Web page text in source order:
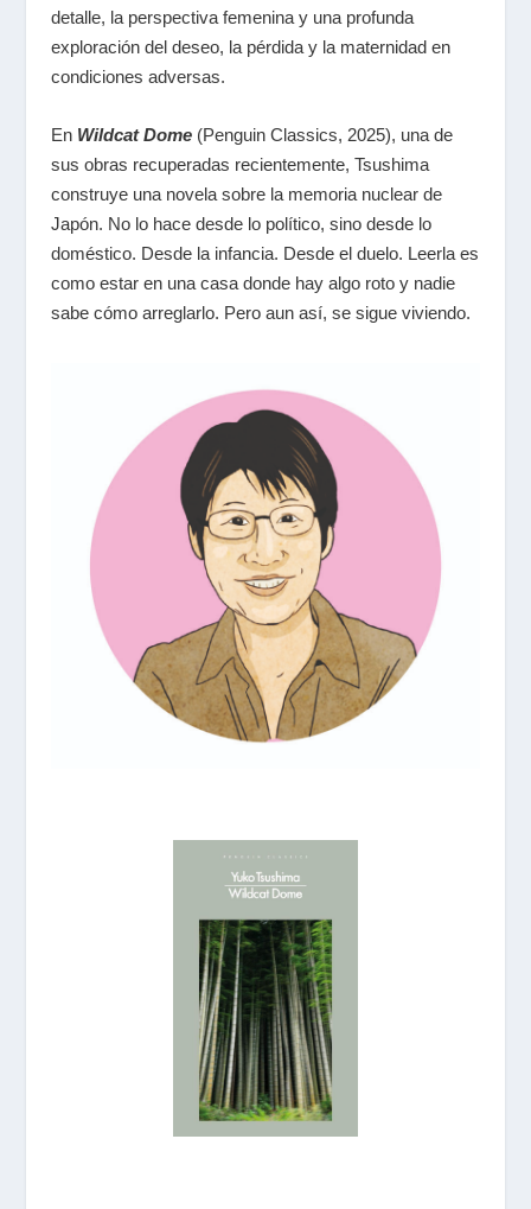
detalle, la perspectiva femenina y una profunda
exploración del deseo, la pérdida y la maternidad en
condiciones adversas.
En Wildcat Dome (Penguin Classics, 2025), una de
sus obras recuperadas recientemente, Tsushima
construye una novela sobre la memoria nuclear de
Japón. No lo hace desde lo político, sino desde lo
doméstico. Desde la infancia. Desde el duelo. Leerla es
como estar en una casa donde hay algo roto y nadie
sabe cómo arreglarlo. Pero aun así, se sigue viviendo.